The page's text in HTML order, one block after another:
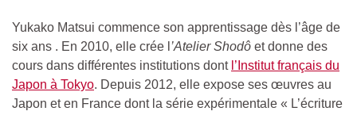
Yukako Matsui commence son apprentissage dès l’âge de
six ans . En 2010, elle crée l ’Atelier Shodô et donne des
cours dans différentes institutions dont l’Institut français du
Japon à Tokyo. Depuis 2012, elle expose ses œuvres au
Japon et en France dont la série expérimentale « L’écriture